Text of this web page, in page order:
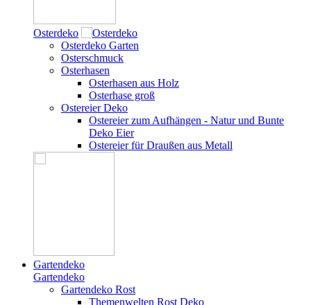
Osterdeko
Osterdeko Garten
Osterschmuck
Osterhasen
Osterhasen aus Holz
Osterhase groß
Ostereier Deko
Ostereier zum Aufhängen - Natur und Bunte
Deko Eier
Ostereier für Draußen aus Metall
Gartendeko
Gartendeko
Gartendeko Rost
Themenwelten Rost Deko